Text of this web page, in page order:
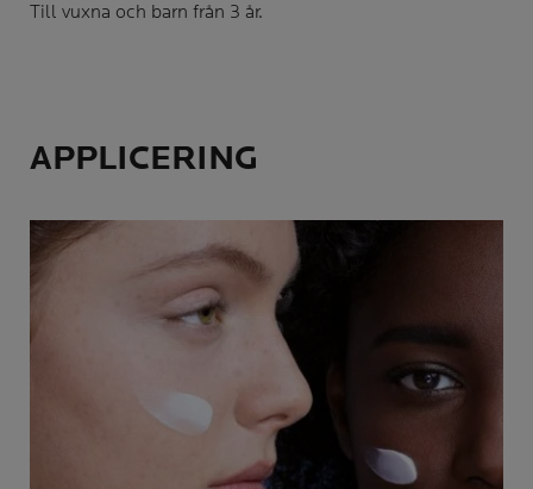
Till vuxna och barn från 3 år.
APPLICERING